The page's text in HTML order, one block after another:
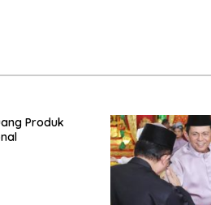
Produk